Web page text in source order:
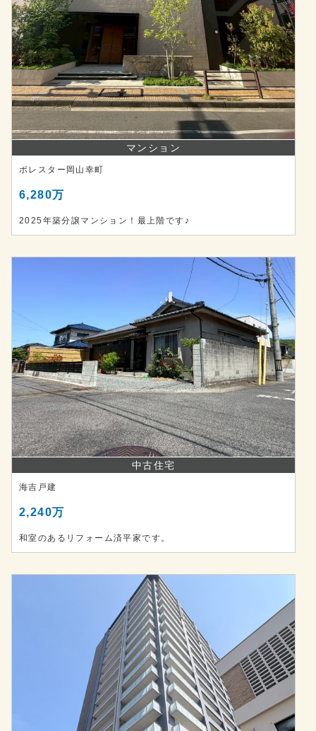
マンション
ポレスター岡山幸町
6,280万
2025年築分譲マンション！最上階です♪
中古住宅
海吉戸建
2,240万
和室のあるリフォーム済平家です。